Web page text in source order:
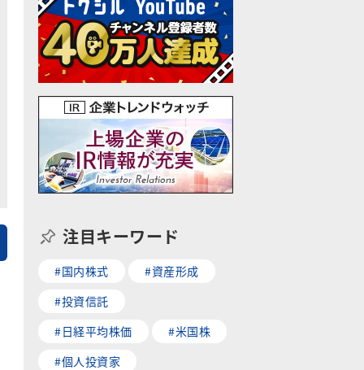
注目キーワード
#国内株式
#資産形成
#投資信託
#日経平均株価
#米国株
#個人投資家